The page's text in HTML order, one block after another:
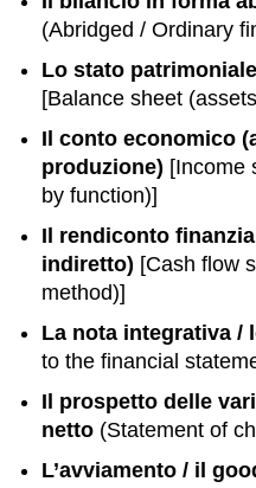
(Abridged / Ordinary
Lo stato
[Balance sheet
Il conto economico
produzione) [Income
by function)]
Il rendiconto
indiretto) [Cash flow
method)]
La nota integrativa /
to the financial
Il prospetto delle
netto (Statement of
L’avviamento / il